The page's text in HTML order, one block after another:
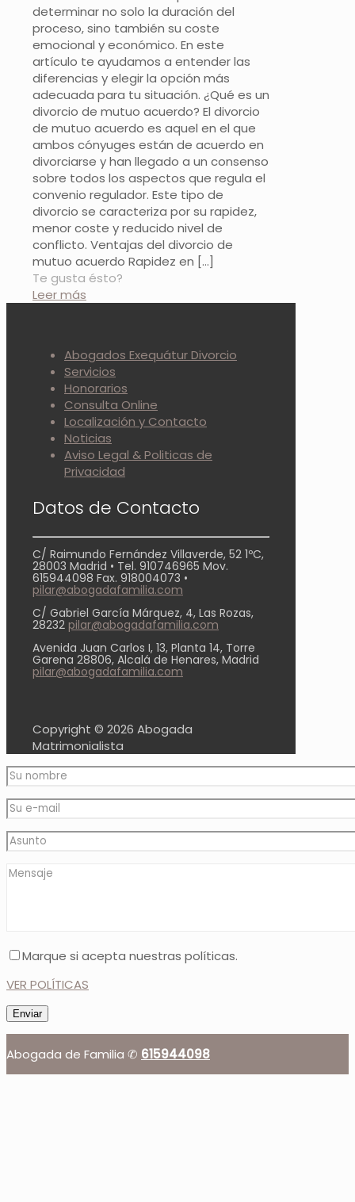
determinar no solo la duración del
proceso, sino también su coste
emocional y económico. En este
artículo te ayudamos a entender las
diferencias y elegir la opción más
adecuada para tu situación. ¿Qué es un
divorcio de mutuo acuerdo? El divorcio
de mutuo acuerdo es aquel en el que
ambos cónyuges están de acuerdo en
divorciarse y han llegado a un consenso
sobre todos los aspectos que regula el
convenio regulador. Este tipo de
divorcio se caracteriza por su rapidez,
menor coste y reducido nivel de
conflicto. Ventajas del divorcio de
mutuo acuerdo Rapidez en […]
Te gusta ésto?
Leer más
Abogados Exequátur Divorcio
Servicios
Honorarios
Consulta Online
Localización y Contacto
Noticias
Aviso Legal & Politicas de
Privacidad
Datos de Contacto
C/ Raimundo Fernández Villaverde, 52 1ºC,
28003 Madrid • Tel. 910746965 Mov.
615944098 Fax. 918004073 •
pilar@abogadafamilia.com
C/ Gabriel García Márquez, 4, Las Rozas,
28232 pilar@abogadafamilia.com
Avenida Juan Carlos I, 13, Planta 14, Torre
Garena 28806, Alcalá de Henares, Madrid
pilar@abogadafamilia.com
Copyright © 2026 Abogada
Matrimonialista
Marque si acepta nuestras políticas.
VER POLÍTICAS
Abogada de Familia ✆ 615944098